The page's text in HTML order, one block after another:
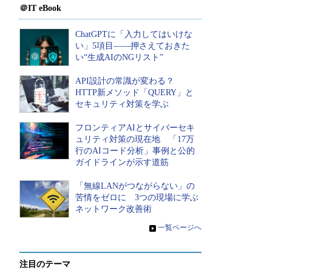
＠IT eBook
ChatGPTに「入力してはいけな
い」5項目――押さえておきた
い“生成AIのNGリスト”
API設計の常識が変わる？
HTTP新メソッド「QUERY」と
セキュリティ対策を学ぶ
フロンティアAIとサイバーセキ
ュリティ対策の現在地 「17万
行のAIコード分析」事例と公的
ガイドラインが示す道筋
「無線LANがつながらない」の
苦情をゼロに 3つの現場に学ぶ
ネットワーク改善術
» 一覧ページへ
注目のテーマ